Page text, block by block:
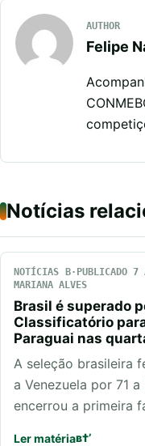
AUTHOR
Felipe
Notícias
NOTÍCIAS PUBLICADO 7
MARIANA ALVES
Brasil é superado
Classificatório
Paraguai nas
A seleção brasileira
a Venezuela por 71
encerrou a primeira
Ler matéria